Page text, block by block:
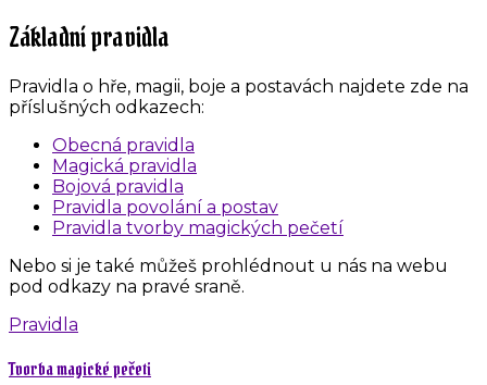
Základní pravidla
Pravidla o hře, magii, boje a postavách najdete zde na
příslušných odkazech:
Obecná pravidla
Magická pravidla
Bojová pravidla
Pravidla povolání a postav
Pravidla tvorby magických pečetí
Nebo si je také můžeš prohlédnout u nás na webu
pod odkazy na pravé sraně.
Pravidla
Tvorba magické pečeti